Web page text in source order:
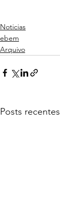
Noticias
ebem
Arquivo
Posts recentes